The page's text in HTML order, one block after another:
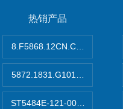
热销产品
8.F5868.12CN.C122德国
5872.1831.G101德国库伯勒
ST5484E-121-0032-00美国